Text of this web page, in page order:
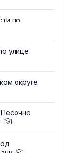
по
улице
округе